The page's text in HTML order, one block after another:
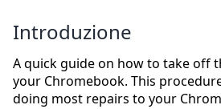
Introduzione
A quick guide on how to take off
your Chromebook. This
doing most repairs to your